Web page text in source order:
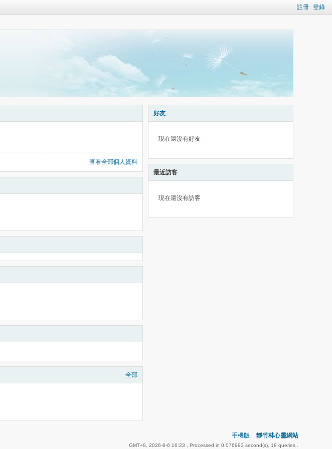
註冊 登錄
查看全部個人資料
全部
好友
現在還沒有好友
最近訪客
現在還沒有訪客
手機版 靜竹林心靈網站
GMT+8, 2026-8-6 16:23 , Processed in 0.076993 second(s), 18 queries .